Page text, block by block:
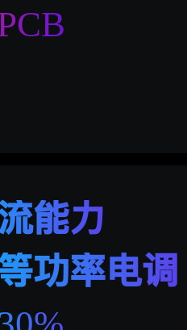
能力
功率电调